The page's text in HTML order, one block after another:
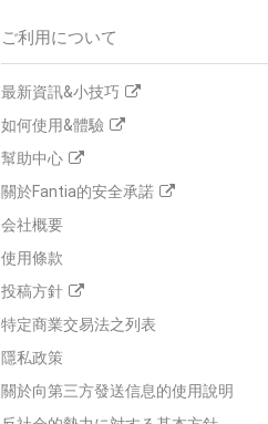
ご利用について
最新資訊&小技巧
如何使用&體驗
幫助中心
關於Fantia的安全承諾
会社概要
使用條款
投稿方針
特定商業交易法之列表
隱私政策
關於向第三方發送信息的使用說明